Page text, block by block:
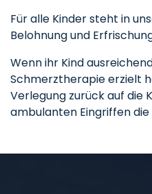
Für alle Kinder steht in
Belohnung und
Wenn ihr Kind
Schmerztherapie erzielt
Verlegung zurück auf die
ambulanten Eingriffen die